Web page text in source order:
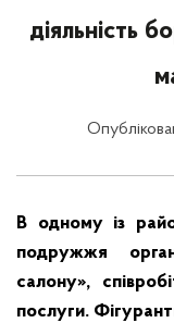
діяльність
В одному із
подружжя
салону»,
послуги.